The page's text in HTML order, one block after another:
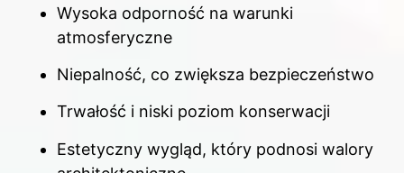
Wysoka odporność na warunki
atmosferyczne
Niepalność, co zwiększa bezpieczeństwo
Trwałość i niski poziom konserwacji
Estetyczny wygląd, który podnosi walory